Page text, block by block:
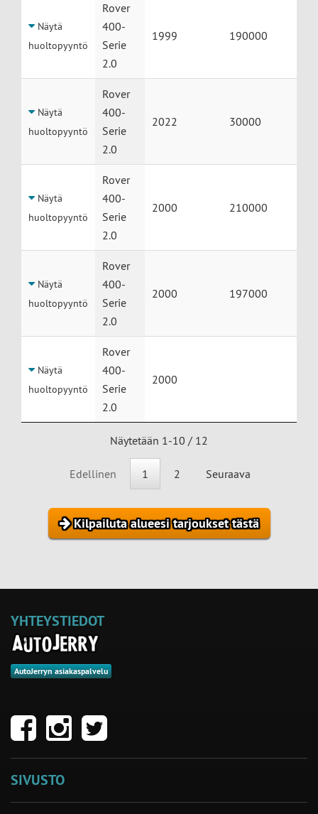
Näytä
huoltopyyntö
Rover
400-
Serie
2.0
1999 190000
Näytä
huoltopyyntö
Rover
400-
Serie
2.0
2022 30000
Näytä
huoltopyyntö
Rover
400-
Serie
2.0
2000 210000
Näytä
huoltopyyntö
Rover
400-
Serie
2.0
2000 197000
Näytä
huoltopyyntö
Rover
400-
Serie
2.0
2000
Näytetään 1-10 / 12
Edellinen 1 2 Seuraava
Kilpailuta alueesi tarjoukset tästä
YHTEYSTIEDOT
AutoJerryn asiakaspalvelu
SIVUSTO